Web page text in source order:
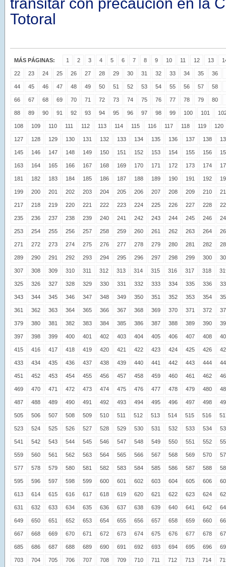
Totoral
MÁS PÁGINAS: 1 2 3 4 5 6 7 8 9 10 11 12 13
22 23 24 25 26 27 28 29 30 31 32 33 34 35 36
44 45 46 47 48 49 50 51 52 53 54 55 56 57 58
66 67 68 69 70 71 72 73 74 75 76 77 78 79 80
88 89 90 91 92 93 94 95 96 97 98 99 100 101
108 109 110 111 112 113 114 115 116 117 118 119 120
127 128 129 130 131 132 133 134 135 136 137 138
145 146 147 148 149 150 151 152 153 154 155 156
163 164 165 166 167 168 169 170 171 172 173 174
181 182 183 184 185 186 187 188 189 190 191 192
199 200 201 202 203 204 205 206 207 208 209 210
217 218 219 220 221 222 223 224 225 226 227 228
235 236 237 238 239 240 241 242 243 244 245 246
253 254 255 256 257 258 259 260 261 262 263 264
271 272 273 274 275 276 277 278 279 280 281 282
289 290 291 292 293 294 295 296 297 298 299 300
307 308 309 310 311 312 313 314 315 316 317 318
325 326 327 328 329 330 331 332 333 334 335 336
343 344 345 346 347 348 349 350 351 352 353 354
361 362 363 364 365 366 367 368 369 370 371 372
379 380 381 382 383 384 385 386 387 388 389 390
397 398 399 400 401 402 403 404 405 406 407 408
415 416 417 418 419 420 421 422 423 424 425 426
433 434 435 436 437 438 439 440 441 442 443 444
451 452 453 454 455 456 457 458 459 460 461 462
469 470 471 472 473 474 475 476 477 478 479 480
487 488 489 490 491 492 493 494 495 496 497 498
505 506 507 508 509 510 511 512 513 514 515 516
523 524 525 526 527 528 529 530 531 532 533 534
541 542 543 544 545 546 547 548 549 550 551 552
559 560 561 562 563 564 565 566 567 568 569 570
577 578 579 580 581 582 583 584 585 586 587 588
595 596 597 598 599 600 601 602 603 604 605 606
613 614 615 616 617 618 619 620 621 622 623 624
631 632 633 634 635 636 637 638 639 640 641 642
649 650 651 652 653 654 655 656 657 658 659 660
667 668 669 670 671 672 673 674 675 676 677 678
685 686 687 688 689 690 691 692 693 694 695 696
703 704 705 706 707 708 709 710 711 712 713 714